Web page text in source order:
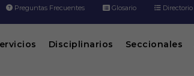
Preguntas Frecuentes Glosario Directorio
Disciplinarios Seccionales